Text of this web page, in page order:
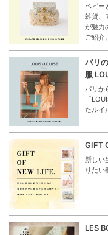
ベビー
雑貨、
が魅力
ご紹介。
パリ
服
パリか
「
たルイ
GIFT
新しい
りたい
LES